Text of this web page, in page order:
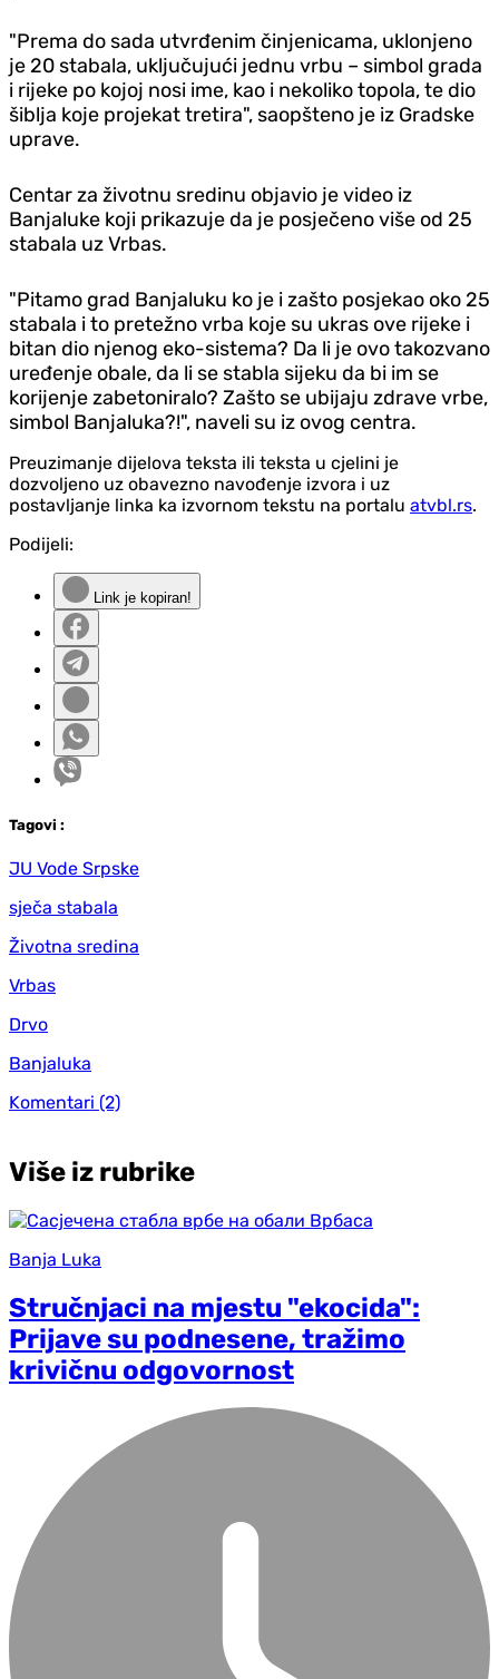
"Prema do sada utvrđenim činjenicama, uklonjeno
je 20 stabala, uključujući jednu vrbu – simbol grada
i rijeke po kojoj nosi ime, kao i nekoliko topola, te dio
šiblja koje projekat tretira", saopšteno je iz Gradske
uprave.
Centar za životnu sredinu objavio je video iz
Banjaluke koji prikazuje da je posječeno više od 25
stabala uz Vrbas.
"Pitamo grad Banjaluku ko je i zašto posjekao oko 25
stabala i to pretežno vrba koje su ukras ove rijeke i
bitan dio njenog eko-sistema? ️Da li je ovo takozvano
uređenje obale, da li se stabla sijeku da bi im se
korijenje zabetoniralo? Zašto se ubijaju zdrave vrbe,
simbol Banjaluka?!", naveli su iz ovog centra.
Preuzimanje dijelova teksta ili teksta u cjelini je
dozvoljeno uz obavezno navođenje izvora i uz
postavljanje linka ka izvornom tekstu na portalu atvbl.rs.
Podijeli:
Link je kopiran!
Tagovi :
JU Vode Srpske
sječa stabala
Životna sredina
Vrbas
Drvo
Banjaluka
Komentari (2)
Više iz rubrike
Banja Luka
Stručnjaci na mjestu "ekocida":
Prijave su podnesene, tražimo
krivičnu odgovornost